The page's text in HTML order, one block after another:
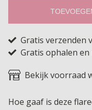
Gratis verzenden
Gratis ophalen
Bekijk voorraad
Hoe gaaf is deze